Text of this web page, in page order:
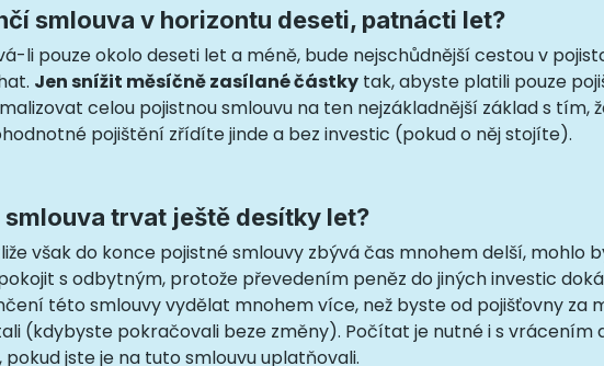
smlouva v horizontu deseti, patnácti let?
li pouze okolo deseti let a méně, bude nejschůdnější cestou v
Jen snížit měsíčně zasílané částky tak, abyste platili pouze
celou pojistnou smlouvu na ten nejzákladnější základ s tím,
pojištění zřídíte jinde a bez investic (pokud o něj stojíte).
smlouva trvat ještě desítky let?
však do konce pojistné smlouvy zbývá čas mnohem delší, mohlo
s odbytným, protože převedením peněz do jiných investic
této smlouvy vydělat mnohem více, než byste od pojišťovny za
(kdybyste pokračovali beze změny). Počítat je nutné i s vrácením
pokud jste je na tuto smlouvu uplatňovali.